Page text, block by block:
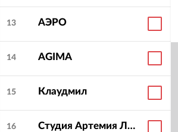
13 АЭРО
14 AGIMA
15 Клаудмил
16 Студия Артемия Лебедева